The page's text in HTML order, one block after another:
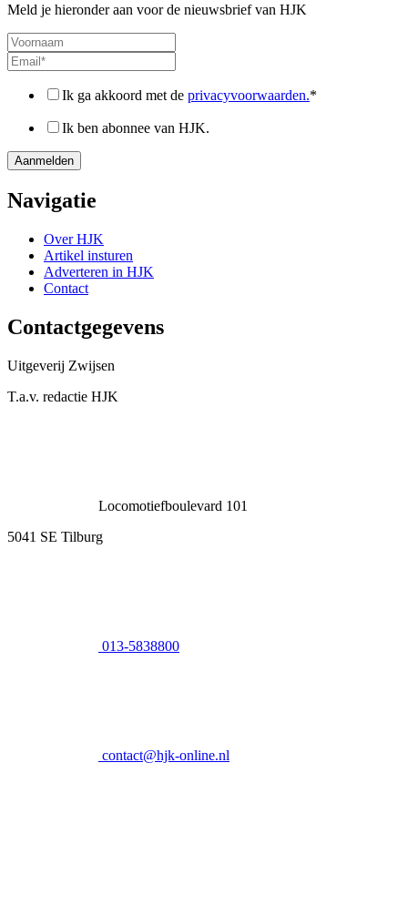
Meld je hieronder aan voor de nieuwsbrief van HJK
Ik ga akkoord met de privacyvoorwaarden.*
Ik ben abonnee van HJK.
Navigatie
Over HJK
Artikel insturen
Adverteren in HJK
Contact
Contactgegevens
Uitgeverij Zwijsen
T.a.v. redactie HJK
Locomotiefboulevard 101
5041 SE Tilburg
013-5838800
contact@hjk-online.nl